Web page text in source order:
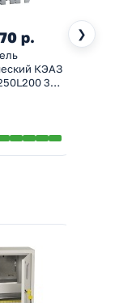
❯
р.
КЭАЗ
3P